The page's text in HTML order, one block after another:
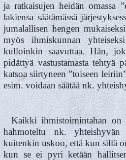
ja ratkaisujen heidän omassa
lakiensa säätämässä
jumalallisen hengen
myös ihmiskunnan
kulloinkin saavuttaa. Hän,
pidättyä vastustamasta tehtyä
katsoa siirtyneen ”toiseen
esim. voidaan säätää nk.
Kaikki ihmistoimintahan on
hahmoteltu nk.
kuitenkin uskoo, että kun sillä
kun se ei pyri ketään